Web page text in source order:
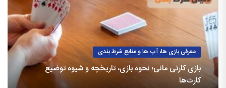
معرفی بازی ها، آپ ها و منابع شرط بندی
بازی کارتی مانی؛ نحوه بازی، تاریخچه و شیوه توضیع
کارت‌ها